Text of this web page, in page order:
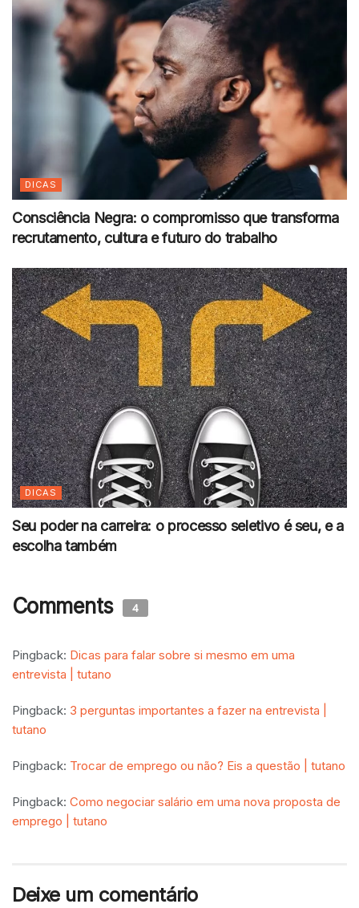
DICAS
Consciência Negra: o compromisso que transforma
recrutamento, cultura e futuro do trabalho
DICAS
Seu poder na carreira: o processo seletivo é seu, e a
escolha também
Comments 4
Pingback: Dicas para falar sobre si mesmo em uma
entrevista | tutano
Pingback: 3 perguntas importantes a fazer na entrevista |
tutano
Pingback: Trocar de emprego ou não? Eis a questão | tutano
Pingback: Como negociar salário em uma nova proposta de
emprego | tutano
Deixe um comentário